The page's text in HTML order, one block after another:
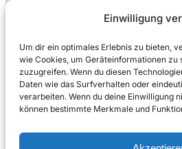
Einwilligung
Um dir ein optimales Erlebnis zu bieten,
wie Cookies, um Geräteinformationen zu
zuzugreifen. Wenn du diesen
Daten wie das Surfverhalten oder
verarbeiten. Wenn du deine Einwilligung
können bestimmte Merkmale und
Leckerlife
Lecker essen –
Kontakt